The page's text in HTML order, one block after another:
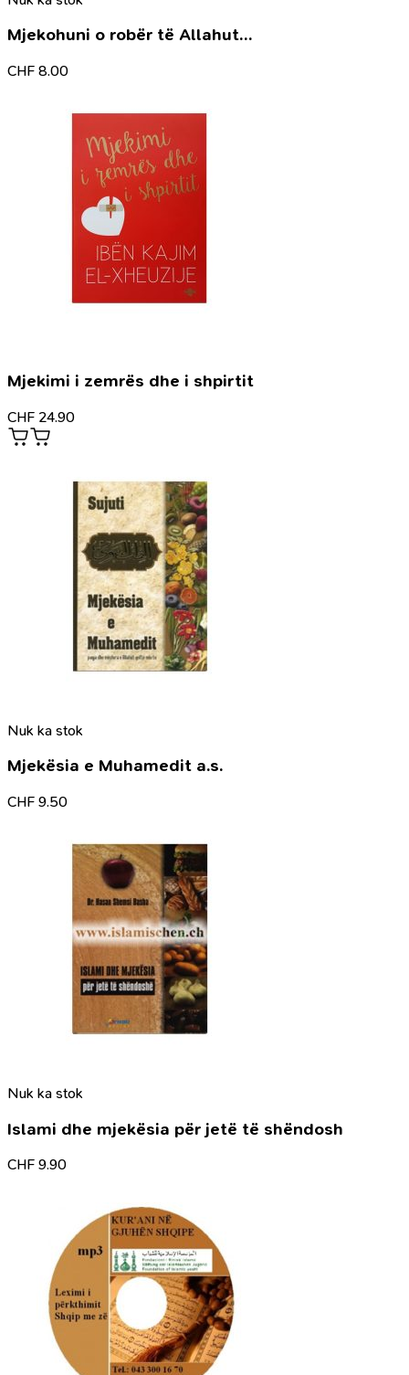
Mjekohuni o robër të Allahut…
CHF 8.00
Mjekimi i zemrës dhe i shpirtit
CHF 24.90
Nuk ka stok
Mjekësia e Muhamedit a.s.
CHF 9.50
Nuk ka stok
Islami dhe mjekësia për jetë të shëndosh
CHF 9.90